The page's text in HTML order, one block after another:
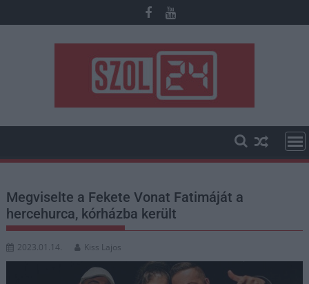
to
Megviselte a Fekete Vonat Fatimáját a
hercehurca, kórházba került
2023.01.14. Kiss Lajos